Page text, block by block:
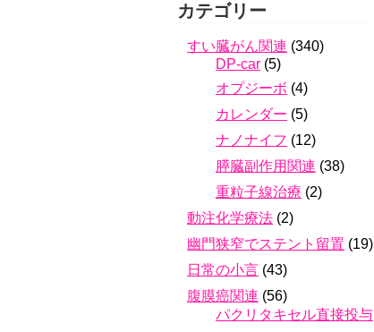
カテゴリー
すい臓がん関連 (340)
DP-car (5)
オプジーボ (4)
カレンダー (5)
ナノナイフ (12)
膵臓副作用関連 (38)
重粒子線治療 (2)
動注化学療法 (2)
幽門狭窄でステント留置 (19)
日常の小言 (43)
腹膜癌関連 (56)
パクリタキセル直接投与